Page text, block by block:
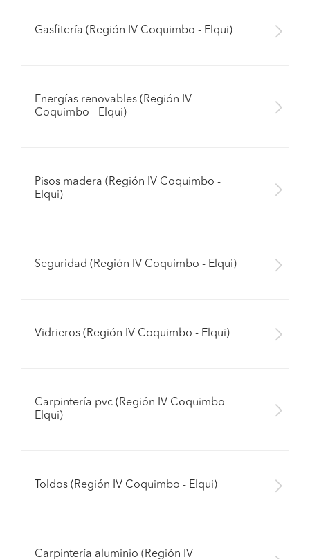
Gasfitería (Región IV Coquimbo - Elqui)
Energías renovables (Región IV
Coquimbo - Elqui)
Pisos madera (Región IV Coquimbo -
Elqui)
Seguridad (Región IV Coquimbo - Elqui)
Vidrieros (Región IV Coquimbo - Elqui)
Carpintería pvc (Región IV Coquimbo -
Elqui)
Toldos (Región IV Coquimbo - Elqui)
Carpintería aluminio (Región IV